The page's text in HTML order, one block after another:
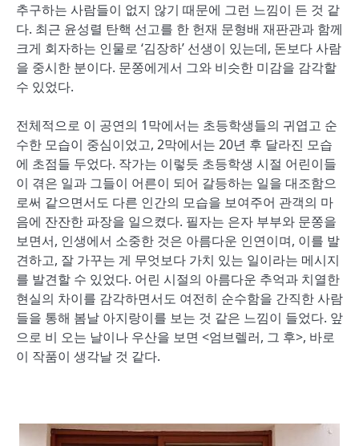
추구하는 사람들이 없지 않기 때문에 그런 느낌이 든 것 같
다. 최근 윤성렬 탄핵 선고를 한 헌재 문형배 재판관과 함께
크게 회자하는 인물로 ‘김장하’ 선생이 있는데, 돈보다 사람
을 중시한 분이다. 문쫑에게서 그와 비슷한 미감을 감각할
수 있었다.
전체적으로 이 공연의 1막에서는 초등학생들의 귀엽고 순
수한 모습이 중심이었고, 2막에서는 20년 후 달라진 모습
에 초점들 두었다. 작가는 이렇듯 초등학생 시절 어린이들
이 겪은 일과 그들이 어른이 되어 갈등하는 일을 대조함으
로써 같으면서도 다른 인간의 모습을 보여주어 관객의 마
음에 잔잔한 파장을 일으켰다. 필자는 은자 부부와 문쫑을
보면서, 인생에서 소중한 것은 아름다운 인연이며, 이를 발
견하고, 잘 가꾸는 게 무엇보다 가치 있는 일이라는 메시지
를 발견할 수 있었다. 어린 시절의 아름다운 추억과 치열한
현실의 차이를 감각하면서도 여전히 순수함을 간직한 사람
들을 통해 봄날 아지랑이를 보는 것 같은 느낌이 들었다. 앞
으로 비 오는 날이나 우산을 보면 <엄브렐러, 그 후>, 바로
이 작품이 생각날 것 같다.